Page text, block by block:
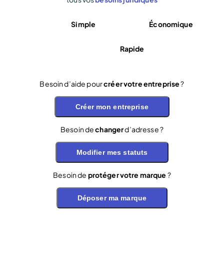
Simple Économique
Rapide
Besoin d’aide pourcréer votre entreprise?
Créer mon entreprise
Besoin dechangerd’adresse ?
Modifier mes statuts
Besoin de protéger votre marque ?
Déposer ma marque